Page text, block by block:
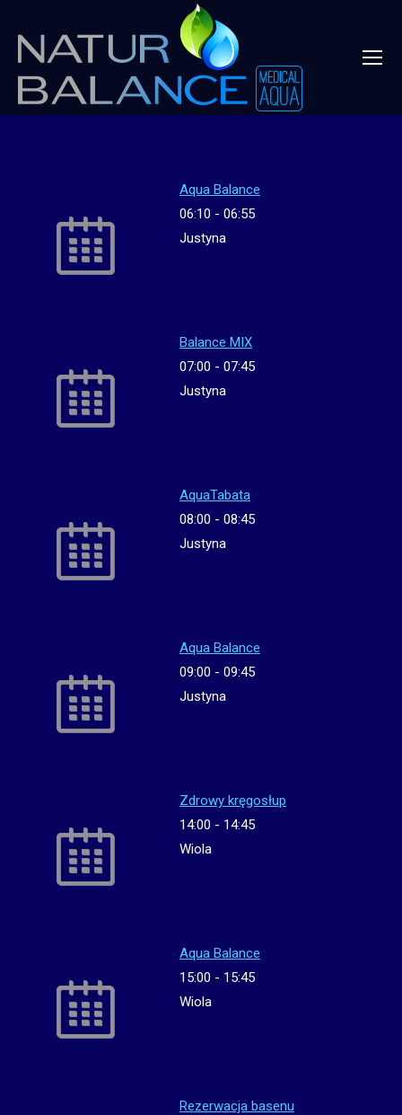
Aqua Balance
06:10 - 06:55
Justyna
Balance MIX
07:00 - 07:45
Justyna
AquaTabata
08:00 - 08:45
Justyna
Aqua Balance
09:00 - 09:45
Justyna
Zdrowy kręgosłup
14:00 - 14:45
Wiola
Aqua Balance
15:00 - 15:45
Wiola
Rezerwacja basenu